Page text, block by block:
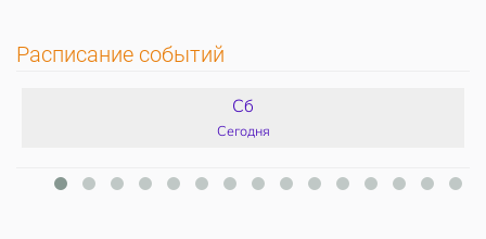
Расписание событий
Сб
Сегодня